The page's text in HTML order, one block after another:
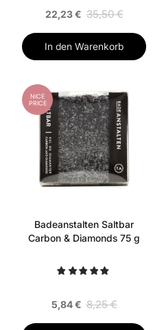
22,23 € 35,50 €
In den Warenkorb
NICE
PRICE
Badeanstalten Saltbar
Carbon & Diamonds 75 g
5,84 € 8,25 €